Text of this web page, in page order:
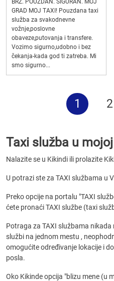
BRZ. POUZDAN. SIGURAN. MOJ
GRAD MOJ TAXI! Pouzdana taxi
služba za svakodnevne
vožnje,poslovne
obaveze,putovanja i transfere.
Vozimo sigurno,udobno i bez
čekanja-kada god ti zatreba. Mi
smo sigurno...
1 2
Taxi služba u
Nalazite se u Kikindi ili prolazite
U potrazi ste za TAXI službama u
Preko opcije na portalu "TAXI
ćete pronaći TAXI službe (taxi
Potraga za TAXI službama
službi na jednom mestu ,
omogućite određivanje lokacije i
posla.
Oko Kikinde opcija "blizu mene (u